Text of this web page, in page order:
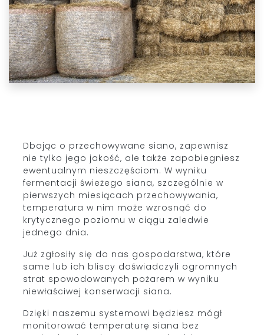
Dbając o przechowywane siano, zapewnisz
nie tylko jego jakość, ale także zapobiegniesz
ewentualnym nieszczęściom. W wyniku
fermentacji świeżego siana, szczególnie w
pierwszych miesiącach przechowywania,
temperatura w nim może wzrosnąć do
krytycznego poziomu w ciągu zaledwie
jednego dnia.
Już zgłosiły się do nas gospodarstwa, które
same lub ich bliscy doświadczyli ogromnych
strat spowodowanych pożarem w wyniku
niewłaściwej konserwacji siana.
Dzięki naszemu systemowi będziesz mógł
monitorować temperaturę siana bez